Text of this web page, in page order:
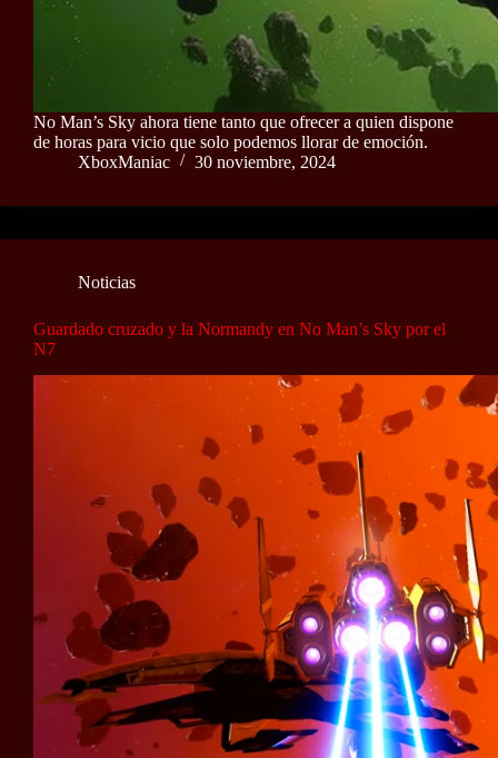
No Man’s Sky ahora tiene tanto que ofrecer a quien dispone
de horas para vicio que solo podemos llorar de emoción.
XboxManiac
30 noviembre, 2024
Noticias
Guardado cruzado y la Normandy en No Man’s Sky por el
N7